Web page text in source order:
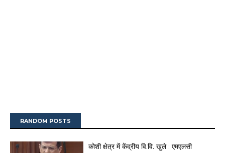
RANDOM POSTS
कोशी क्षेत्र में केंद्रीय वि.वि. खुले : एमएलसी